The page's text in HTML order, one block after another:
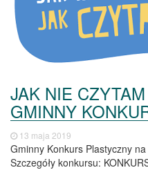
JAK NIE
GMINNY
13 maja 2019
Gminny Konkurs Plastyczny
Szczegóły konkursu: